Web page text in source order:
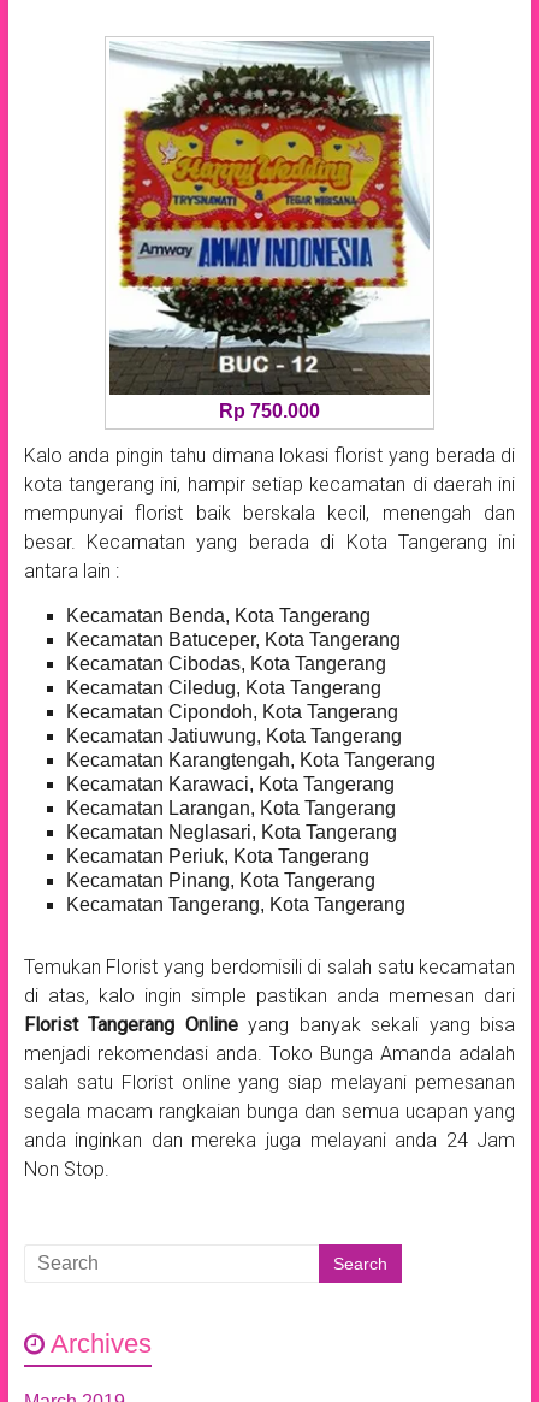
Rp 750.000
Kalo anda pingin tahu dimana lokasi florist yang berada di
kota tangerang ini, hampir setiap kecamatan di daerah ini
mempunyai florist baik berskala kecil, menengah dan
besar. Kecamatan yang berada di Kota Tangerang ini
antara lain :
Kecamatan Benda, Kota Tangerang
Kecamatan Batuceper, Kota Tangerang
Kecamatan Cibodas, Kota Tangerang
Kecamatan Ciledug, Kota Tangerang
Kecamatan Cipondoh, Kota Tangerang
Kecamatan Jatiuwung, Kota Tangerang
Kecamatan Karangtengah, Kota Tangerang
Kecamatan Karawaci, Kota Tangerang
Kecamatan Larangan, Kota Tangerang
Kecamatan Neglasari, Kota Tangerang
Kecamatan Periuk, Kota Tangerang
Kecamatan Pinang, Kota Tangerang
Kecamatan Tangerang, Kota Tangerang
Temukan Florist yang berdomisili di salah satu kecamatan
di atas, kalo ingin simple pastikan anda memesan dari
Florist Tangerang Onlineyang banyak sekali yang bisa
menjadi rekomendasi anda. Toko Bunga Amanda adalah
salah satu Florist online yang siap melayani pemesanan
segala macam rangkaian bunga dan semua ucapan yang
anda inginkan dan mereka juga melayani anda 24 Jam
Non Stop.
Archives